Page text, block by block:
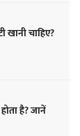
खानी चाहिए?
है? जानें